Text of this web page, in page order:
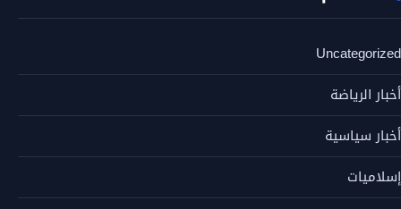
Uncategorized
أخبار الرياضة
أخبار سياسية
إسلاميات